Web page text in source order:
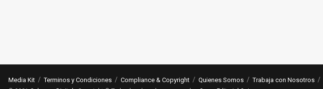
Media Kit Terminos y Condiciones Compliance & Copyright Quienes Somos Trabaja con Nosotros